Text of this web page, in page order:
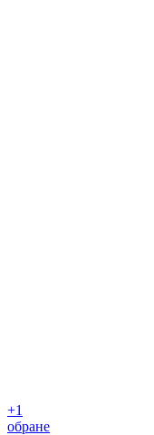
+1
обране